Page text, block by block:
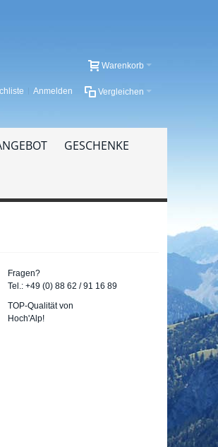
Warenkorb
Vergleichen
Anmelden
GESCHENKE
Fragen?
Tel.: +49 (0) 88 62 / 91 16 89
TOP-Qualität von
Hoch'Alp!